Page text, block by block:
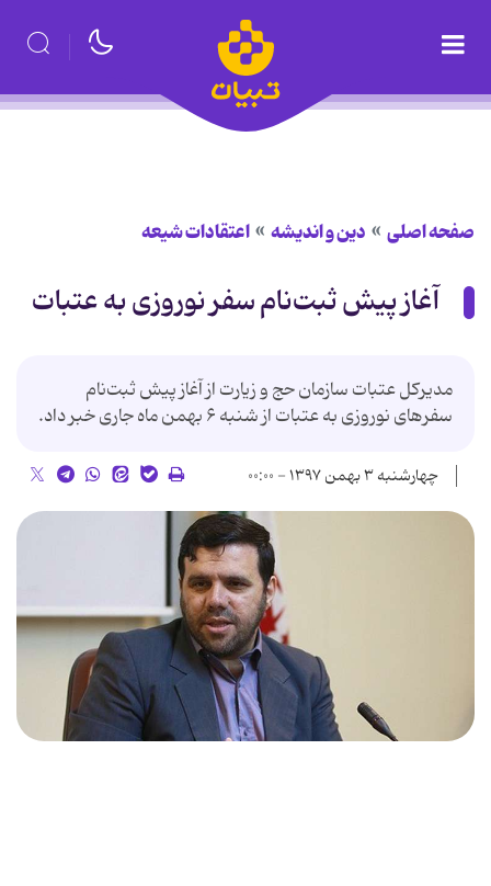
صفحه اصلی دین و اندیشه اعتقادات شیعه
آغاز پیش‌ ثبت‌نام سفر نوروزی به عتبات
مدیرکل عتبات سازمان حج و زیارت از آغاز پیش ثبت‌نام
سفرهای نوروزی به عتبات از شنبه ۶ بهمن‌ ماه جاری خبر داد.
چهارشنبه ۳ بهمن ۱۳۹۷ - ۰۰:۰۰